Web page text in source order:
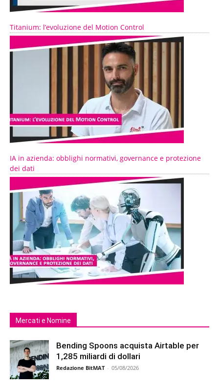
Titanium: l’evoluzione del Motion Control
IA in azienda: obblighi normativi, governance e protezione
dei dati
Mercati e Nomine
Bending Spoons acquista Airtable per
1,285 miliardi di dollari
Redazione BitMAT - 05/08/2026